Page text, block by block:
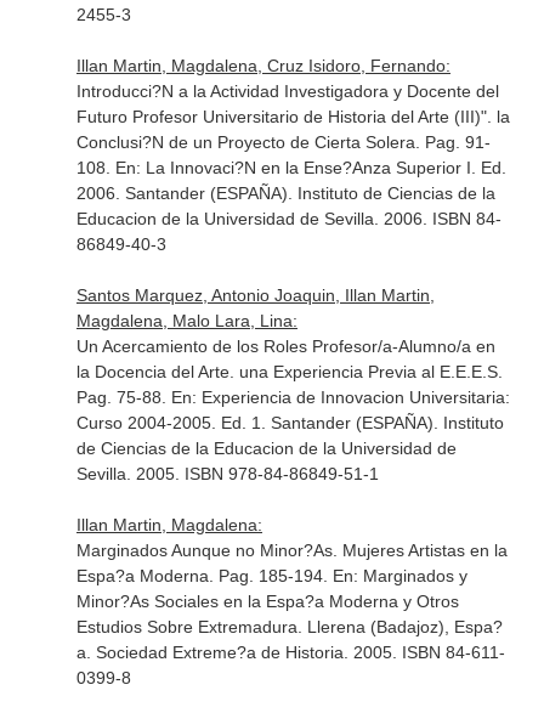
2455-3
Illan Martin, Magdalena, Cruz Isidoro, Fernando:
Introducci?N a la Actividad Investigadora y Docente del
Futuro Profesor Universitario de Historia del Arte (III)". la
Conclusi?N de un Proyecto de Cierta Solera. Pag. 91-
108. En: La Innovaci?N en la Ense?Anza Superior I . Ed.
2006. Santander (ESPAÑA). Instituto de Ciencias de la
Educacion de la Universidad de Sevilla. 2006. ISBN 84-
86849-40-3
Santos Marquez, Antonio Joaquin, Illan Martin,
Magdalena, Malo Lara, Lina:
Un Acercamiento de los Roles Profesor/a-Alumno/a en
la Docencia del Arte. una Experiencia Previa al E.E.E.S.
Pag. 75-88. En: Experiencia de Innovacion Universitaria:
Curso 2004-2005. Ed. 1. Santander (ESPAÑA). Instituto
de Ciencias de la Educacion de la Universidad de
Sevilla. 2005. ISBN 978-84-86849-51-1
Illan Martin, Magdalena:
Marginados Aunque no Minor?As. Mujeres Artistas en la
Espa?a Moderna. Pag. 185-194. En: Marginados y
Minor?As Sociales en la Espa?a Moderna y Otros
Estudios Sobre Extremadura . Llerena (Badajoz), Espa?
a. Sociedad Extreme?a de Historia. 2005. ISBN 84-611-
0399-8